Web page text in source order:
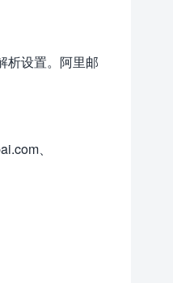
析设置。阿里邮
、